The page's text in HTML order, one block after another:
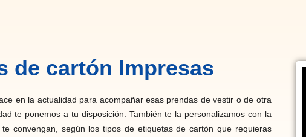
de cartón Impresas
en la actualidad para acompañar esas prendas de vestir o de otra
te ponemos a tu disposición. También te la personalizamos con la
convengan, según los tipos de etiquetas de cartón que requieras